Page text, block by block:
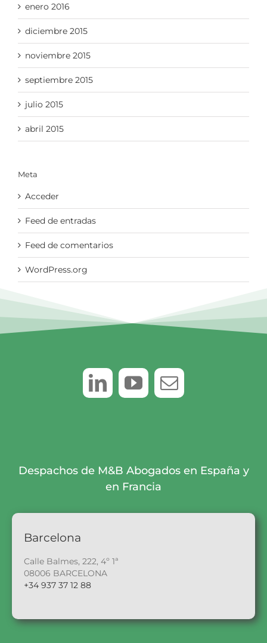
enero 2016
diciembre 2015
noviembre 2015
septiembre 2015
julio 2015
abril 2015
Meta
Acceder
Feed de entradas
Feed de comentarios
WordPress.org
Despachos de M&B Abogados en España y
en Francia
Barcelona
Calle Balmes, 222, 4º 1ª
08006 BARCELONA
+34 937 37 12 88